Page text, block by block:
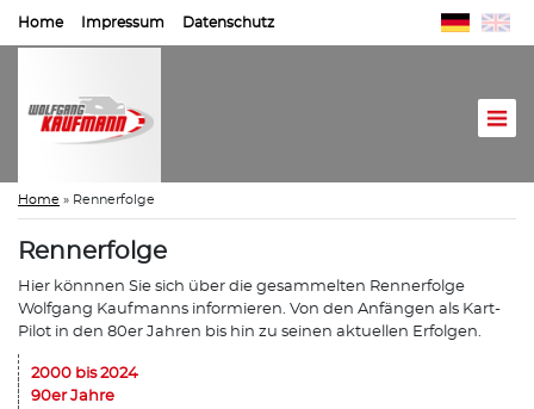
Home Impressum Datenschutz
Home » Rennerfolge
Rennerfolge
Hier könnnen Sie sich über die gesammelten Rennerfolge
Wolfgang Kaufmanns informieren. Von den Anfängen als Kart-
Pilot in den 80er Jahren bis hin zu seinen aktuellen Erfolgen.
2000 bis 2024
90er Jahre